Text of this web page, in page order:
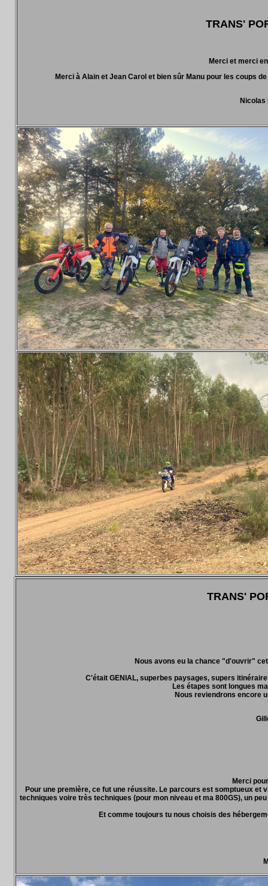
TRANS'
Merci et merci
Merci à Alain et Jean Carol et bien sûr Manu pour les coups
Nicolas
TRANS'
Nous avons eu la chance "d'ouvrir"
C'était GENIAL, superbes paysages, supers
Les étapes sont longues
Nous reviendrons encore
Merci
Pour une première, ce fut une réussite. Le parcours est somptueux
techniques voire très techniques (pour mon niveau et ma 800GS), un
Et comme toujours tu nous choisis des